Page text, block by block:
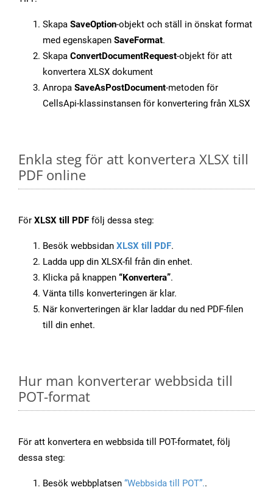
Skapa SaveOption-objekt och ställ in önskat format
med egenskapen SaveFormat.
Skapa ConvertDocumentRequest-objekt för att
konvertera XLSX dokument
Anropa SaveAsPostDocument-metoden för
CellsApi-klassinstansen för konvertering från XLSX
Enkla steg för att konvertera XLSX till
PDF online
För XLSX till PDF följ dessa steg:
Besök webbsidan XLSX till PDF.
Ladda upp din XLSX-fil från din enhet.
Klicka på knappen “Konvertera”.
Vänta tills konverteringen är klar.
När konverteringen är klar laddar du ned PDF-filen
till din enhet.
Hur man konverterar webbsida till
POT-format
För att konvertera en webbsida till POT-formatet, följ
dessa steg:
Besök webbplatsen “Webbsida till POT”..